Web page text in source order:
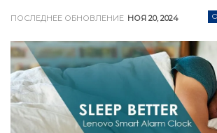
ПОСЛЕДНЕЕ ОБНОВЛЕНИЕ НОЯ 20, 2024